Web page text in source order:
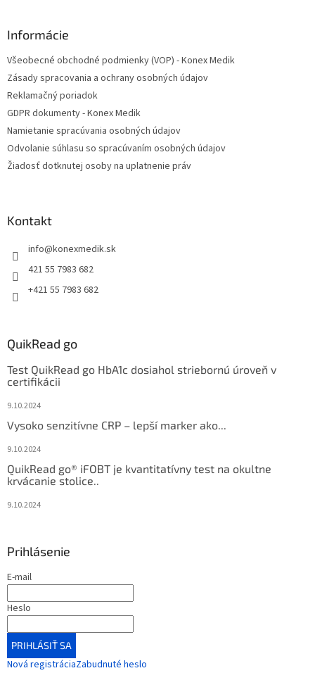
Informácie
Všeobecné obchodné podmienky (VOP) - Konex Medik
Zásady spracovania a ochrany osobných údajov
Reklamačný poriadok
GDPR dokumenty - Konex Medik
Namietanie spracúvania osobných údajov
Odvolanie súhlasu so spracúvaním osobných údajov
Žiadosť dotknutej osoby na uplatnenie práv
Kontakt
info@konexmedik.sk
421 55 7983 682
+421 55 7983 682
QuikRead go
Test QuikRead go HbA1c dosiahol striebornú úroveň v
certifikácii
9.10.2024
Vysoko senzitívne CRP – lepší marker ako...
9.10.2024
QuikRead go® iFOBT je kvantitatívny test na okultne
krvácanie stolice..
9.10.2024
Prihlásenie
E-mail
Heslo
PRIHLÁSIŤ SA
Nová registráciaZabudnuté heslo